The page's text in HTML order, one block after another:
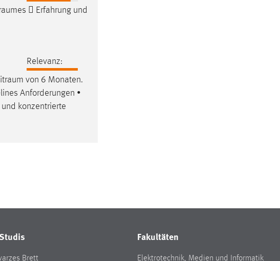
 Erfahrung und
Relevanz:
von 6 Monaten.
Anforderungen •
konzentrierte
Brett
Fakultäten
Elektrotechnik, Medien und Informatik